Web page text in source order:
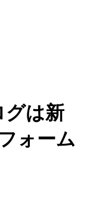
は新
ォーム